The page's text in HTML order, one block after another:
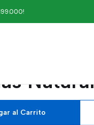
Systems
Skin
al Carrito